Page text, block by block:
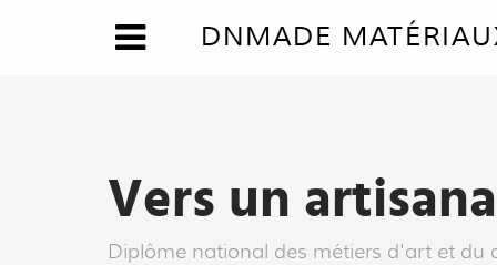
DNMADE
Vers un
Diplôme national des métiers d'art et du